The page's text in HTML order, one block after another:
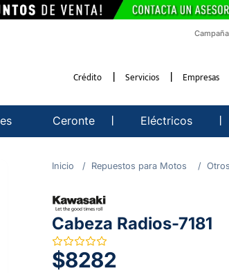
Crédito Servicios Empresas
Ceronte Eléctricos
Repuestos para Motos
Cabeza Radios-7181
$8282